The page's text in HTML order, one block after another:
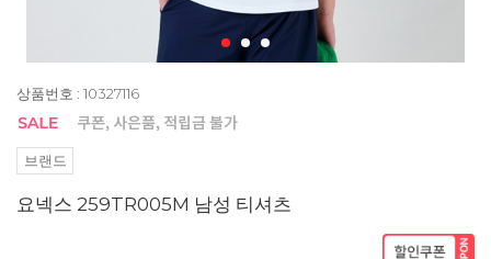
상품번호 : 10327116
브랜드
요넥스 259TR005M 남성 티셔츠